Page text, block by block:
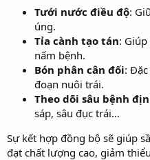
Tưới nước điều độ:
úng.
Tỉa cành tạo tán:
nấm bệnh.
Bón phân cân đối:
đoạn nuôi trái.
Theo dõi sâu bệnh
sáp, sâu đục trái…
Sự kết hợp đồng bộ sẽ giúp
đạt chất lượng cao, giảm